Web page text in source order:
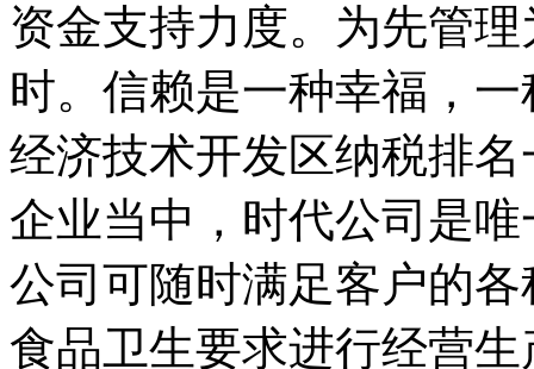
资金支持力度。为先管
时。信赖是一种幸福，
经济技术开发区纳税排
企业当中，时代公司是
公司可随时满足客户的
食品卫生要求进行经营